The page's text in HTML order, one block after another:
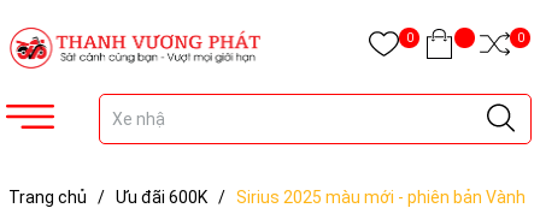
0 0
Trang chủ / Ưu đãi 600K / Sirius 2025 màu mới - phiên bản Vành